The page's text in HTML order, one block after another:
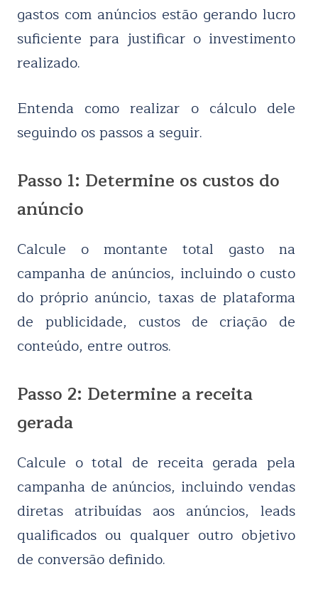
gastos com anúncios estão gerando lucro
suficiente para justificar o investimento
realizado.
Entenda como realizar o cálculo dele
seguindo os passos a seguir.
Passo 1: Determine os custos do
anúncio
Calcule o montante total gasto na
campanha de anúncios, incluindo o custo
do próprio anúncio, taxas de plataforma
de publicidade, custos de criação de
conteúdo, entre outros.
Passo 2: Determine a receita
gerada
Calcule o total de receita gerada pela
campanha de anúncios, incluindo vendas
diretas atribuídas aos anúncios, leads
qualificados ou qualquer outro objetivo
de conversão definido.